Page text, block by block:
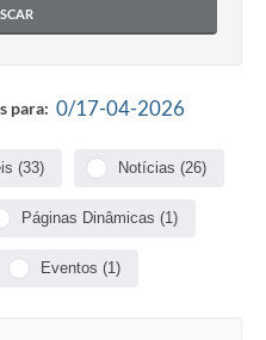
para: 0/17-04-2026
(33) Notícias (26)
Páginas Dinâmicas (1)
Eventos (1)